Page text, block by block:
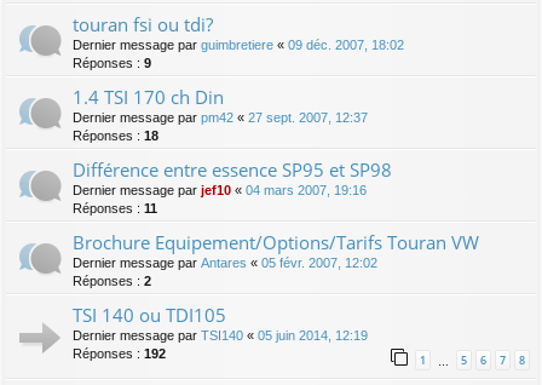
touran fsi ou tdi?
Dernier message par guimbretiere « 09 déc. 2007, 18:02
Réponses : 9
1.4 TSI 170 ch Din
Dernier message par pm42 « 27 sept. 2007, 12:37
Réponses : 18
Différence entre essence SP95 et SP98
Dernier message par jef10 « 04 mars 2007, 19:16
Réponses : 11
Brochure Equipement/Options/Tarifs Touran VW
Dernier message par Antares « 05 févr. 2007, 12:02
Réponses : 2
TSI 140 ou TDI105
Dernier message par TSI140 « 05 juin 2014, 12:19
Réponses : 192 1 5 6 7 8